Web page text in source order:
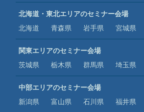
北海道・東北エリアのセミナー会場
北海道
青森県 岩手県 宮城県
関東エリアのセミナー会場
茨城県
栃木県 群馬県 埼玉県
中部エリアのセミナー会場
新潟県
富山県 石川県 福井県